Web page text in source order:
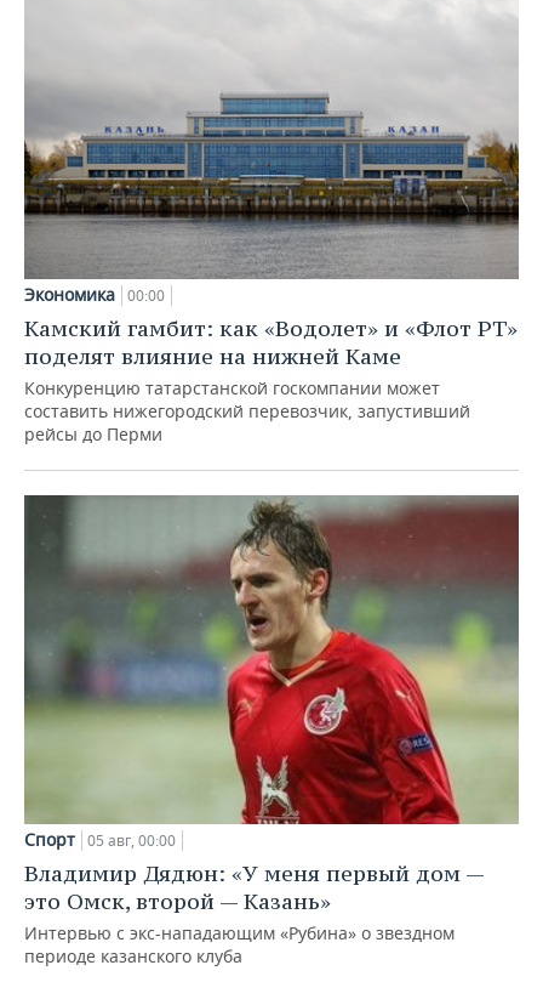
Экономика 00:00
Камский гамбит: как «Водолет» и «Флот РТ»
поделят влияние на нижней Каме
Конкуренцию татарстанской госкомпании может
составить нижегородский перевозчик, запустивший
рейсы до Перми
Спорт 05 авг, 00:00
Владимир Дядюн: «У меня первый дом —
это Омск, второй — Казань»
Интервью с экс-нападающим «Рубина» о звездном
периоде казанского клуба